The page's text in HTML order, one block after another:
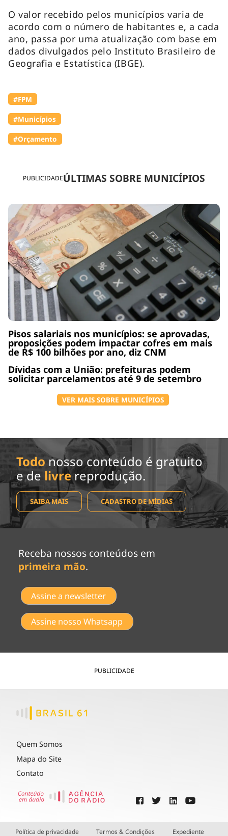
PUBLICIDADEÚLTIMAS SOBRE MUNICÍPIOS
Pisos salariais nos municípios: se aprovadas,
proposições podem impactar cofres em mais
de R$ 100 bilhões por ano, diz CNM
Dívidas com a União: prefeituras podem
solicitar parcelamentos até 9 de setembro
VER MAIS SOBRE MUNICÍPIOS
O valor recebido pelos municípios varia de
acordo com o número de habitantes e, a cada
ano, passa por uma atualização com base em
dados divulgados pelo Instituto Brasileiro de
Geografia e Estatística (IBGE).
#FPM
#Municípios
#Orçamento
Todo nosso conteúdo é gratuito
e de livrereprodução.
SAIBA MAIS CADASTRO DE MÍDIAS
Receba nossos conteúdos em
primeira mão.
Assine a newsletter
Assine nosso Whatsapp
PUBLICIDADE
Quem Somos
Mapa do Site
Contato
Política de privacidade Termos & Condições Expediente